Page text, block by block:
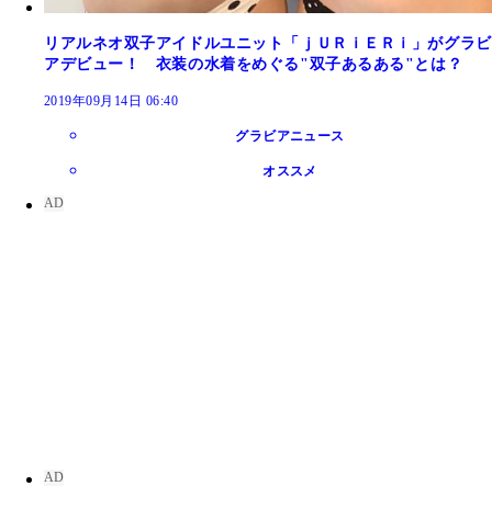
リアルネオ双子アイドルユニット「ｊＵＲｉＥＲｉ」がグラビ
アデビュー！ 衣装の水着をめぐる"双子あるある"とは？
2019年09月14日 06:40
グラビアニュース
オススメ